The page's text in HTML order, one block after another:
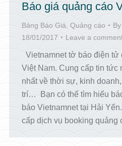
Báo giá quảng cáo
Bảng Báo Giá Quảng cáo By
18/01/2017
Leave a
Vietnamnet tờ báo điện tử
Việt Nam. Cung cấp tin tức
nhất về thời sự, kinh
trí… Bạn có thể tìm hiểu
báo Vietnamnet tại Hải
cấp dịch vụ booking quảng